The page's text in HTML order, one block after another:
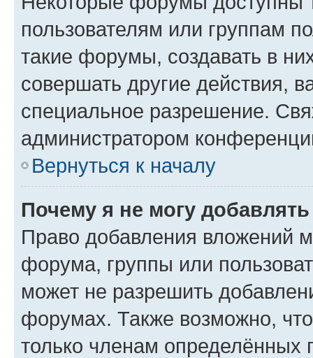
пользователям или группам
такие форумы, создавать в
совершать другие действия,
специальное разрешение.
администратором
Вернуться к началу
Почему я не могу
Право добавления вложений
форума, группы или
может не разрешить
форумах. Также возможно,
только членам определённых